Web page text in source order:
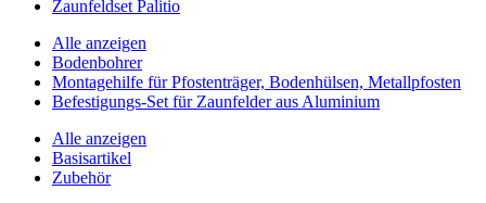
Zaunfeldset Palitio
Alle anzeigen
Bodenbohrer
Montagehilfe für Pfostenträger, Bodenhülsen, Metallpfosten
Befestigungs-Set für Zaunfelder aus Aluminium
Alle anzeigen
Basisartikel
Zubehör